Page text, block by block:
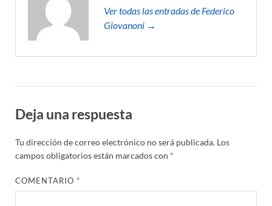
Ver todas las entradas de Federico
Giovanoni →
Deja una respuesta
Tu dirección de correo electrónico no será publicada. Los
campos obligatorios están marcados con *
COMENTARIO*